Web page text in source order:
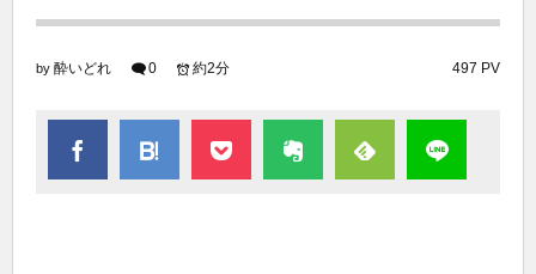
by 酔いどれ 0 497 PV
約2分